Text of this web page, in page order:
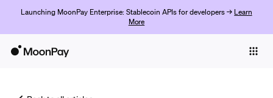
Launching MoonPay Enterprise: Stablecoin APIs for developers → Learn
More